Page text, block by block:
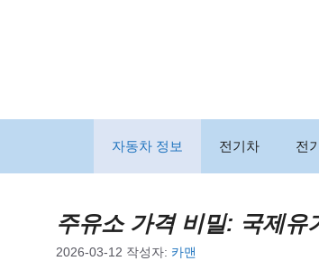
너
자동차 정보 전기차 전
주유소 가격 비밀: 국제유
2026-03-12 작성자: 카맨